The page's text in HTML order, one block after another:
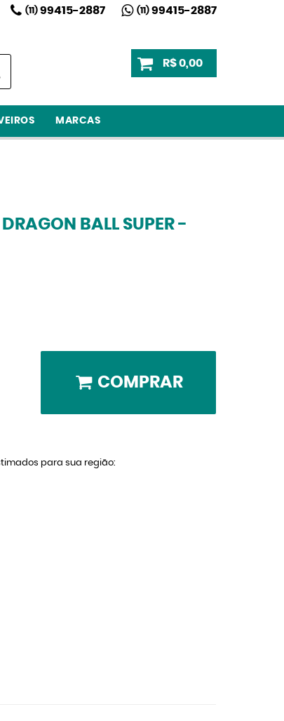
(11)99415-2887 (11)99415-2887
R$ 0,00
MARCAS
BALL SUPER -
COMPRAR
para sua região: